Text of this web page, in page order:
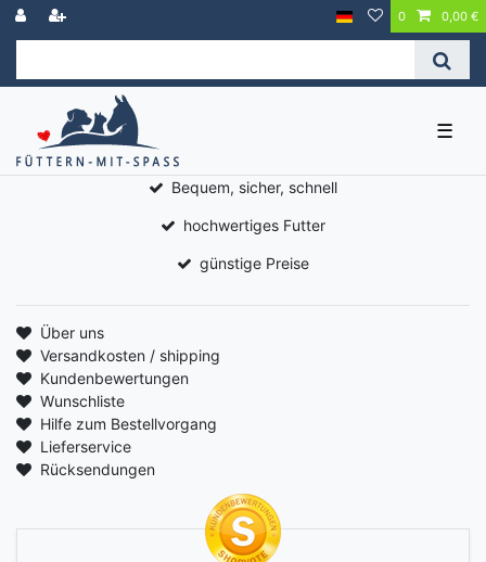
0 0,00 €
☰
Bequem, sicher, schnell
hochwertiges Futter
günstige Preise
Über uns
Versandkosten / shipping
Kundenbewertungen
Wunschliste
Hilfe zum Bestellvorgang
Lieferservice
Rücksendungen